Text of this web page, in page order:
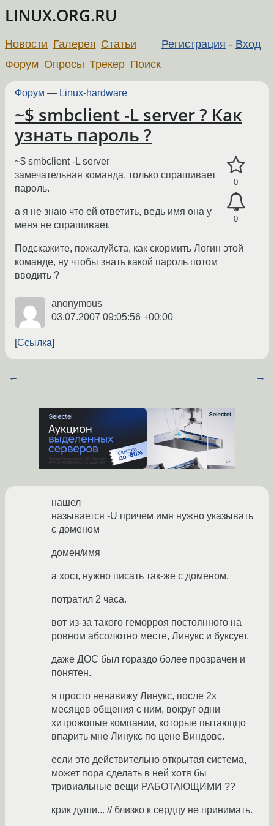
LINUX.ORG.RU
Регистрация - Вход
Новости Галерея Статьи
Форум Опросы Трекер Поиск
Форум — Linux-hardware
~$ smbclient -L server ? Как
узнать пароль ?
0
0
~$ smbclient -L server
замечательная команда, только спрашивает
пароль.
а я не знаю что ей ответить, ведь имя она у
меня не спрашивает.
Подскажите, пожалуйста, как скормить Логин этой
команде, ну чтобы знать какой пароль потом
вводить ?
anonymous
03.07.2007 09:05:56 +00:00
Ссылка
← →
нашел
называется -U причем имя нужно указывать
с доменом
домен/имя
а хост, нужно писать так-же с доменом.
потратил 2 часа.
вот из-за такого геморроя постоянного на
ровном абсолютно месте, Линукс и буксует.
даже ДОС был гораздо более прозрачен и
понятен.
я просто ненавижу Линукс, после 2х
месяцев общения с ним, вокруг одни
хитрожопые компании, которые пытаюццо
впарить мне Линукс по цене Виндовс.
если это действительно открытая система,
может пора сделать в ней хотя бы
тривиальные вещи РАБОТАЮЩИМИ ??
крик души... // близко к сердцу не принимать.